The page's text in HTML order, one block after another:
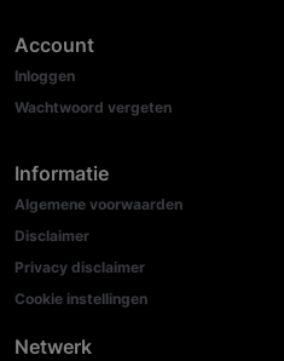
Account
Inloggen
Wachtwoord vergeten
Informatie
Algemene voorwaarden
Disclaimer
Privacy disclaimer
Cookie instellingen
Netwerk